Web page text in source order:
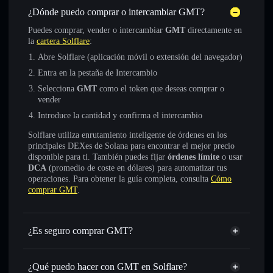
¿Dónde puedo comprar o intercambiar GMT?
Puedes comprar, vender o intercambiar GMT directamente en
la cartera Solflare:
Abre Solflare (aplicación móvil o extensión del navegador)
Entra en la pestaña de Intercambio
Selecciona GMT como el token que deseas comprar o
vender
Introduce la cantidad y confirma el intercambio
Solflare utiliza enrutamiento inteligente de órdenes en los
principales DEXes de Solana para encontrar el mejor precio
disponible para ti. También puedes fijar órdenes límite o usar
DCA (promedio de coste en dólares) para automatizar tus
operaciones. Para obtener la guía completa, consulta Cómo
comprar GMT.
¿Es seguro comprar GMT?
GMT token verificado
¿Qué puedo hacer con GMT en Solflare?